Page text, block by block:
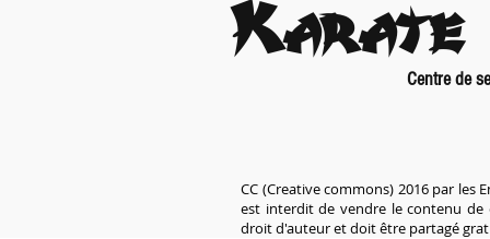
Karate
Centre de
CC (Creative commons) 2016 par les
est interdit de vendre le contenu
droit d'auteur et doit être partagé